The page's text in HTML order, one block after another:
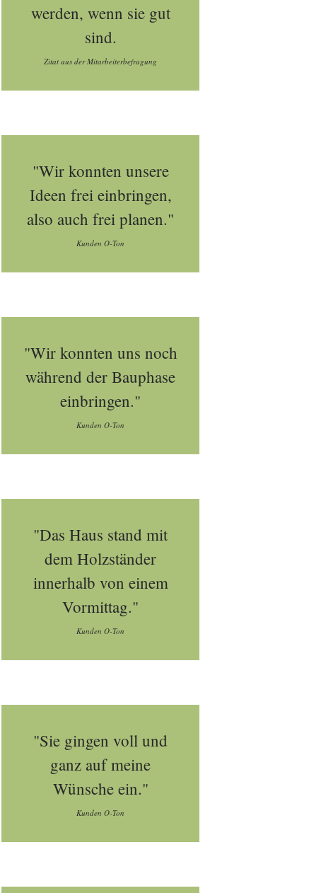
werden, wenn sie gut
sind.
Zitat aus der Mitarbeiterbefragung
"Wir konnten unsere
Ideen frei einbringen,
also auch frei planen."
Kunden O-Ton
"Wir konnten uns noch
während der Bauphase
einbringen."
Kunden O-Ton
"Das Haus stand mit
dem Holzständer
innerhalb von einem
Vormittag."
Kunden O-Ton
"Sie gingen voll und
ganz auf meine
Wünsche ein."
Kunden O-Ton